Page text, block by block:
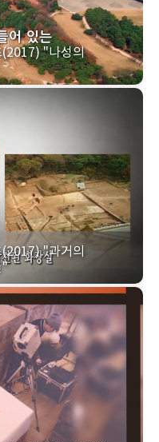
(2017) "나성의
"과거의
"